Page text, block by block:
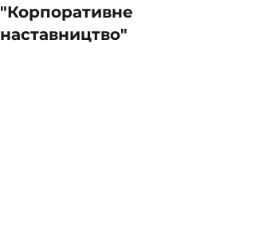
"Корпоративне
наставництво"